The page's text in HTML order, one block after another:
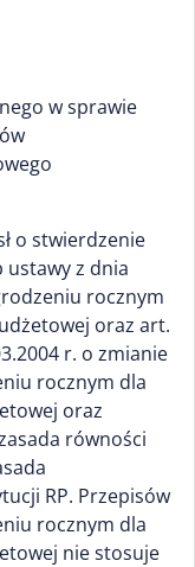
w sprawie
o stwierdzenie
ustawy z dnia
rocznym
oraz art.
r. o zmianie
rocznym dla
oraz
równości
RP. Przepisów
rocznym dla
nie stosuje